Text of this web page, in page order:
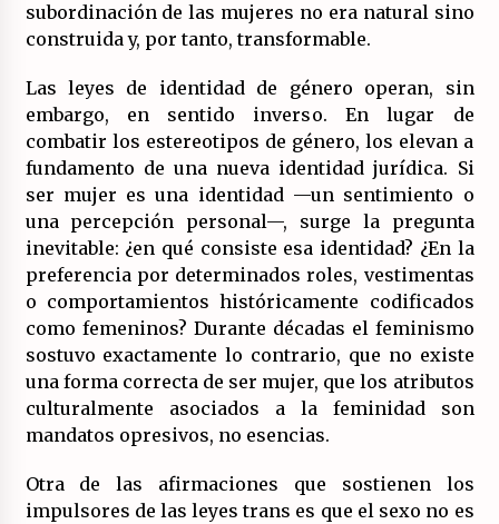
subordinación de las mujeres no era natural sino
construida y, por tanto, transformable.
Las leyes de identidad de género operan, sin
embargo, en sentido inverso. En lugar de
combatir los estereotipos de género, los elevan a
fundamento de una nueva identidad jurídica. Si
ser mujer es una identidad —un sentimiento o
una percepción personal—, surge la pregunta
inevitable: ¿en qué consiste esa identidad? ¿En la
preferencia por determinados roles, vestimentas
o comportamientos históricamente codificados
como femeninos? Durante décadas el feminismo
sostuvo exactamente lo contrario, que no existe
una forma correcta de ser mujer, que los atributos
culturalmente asociados a la feminidad son
mandatos opresivos, no esencias.
Otra de las afirmaciones que sostienen los
impulsores de las leyes trans es que el sexo no es